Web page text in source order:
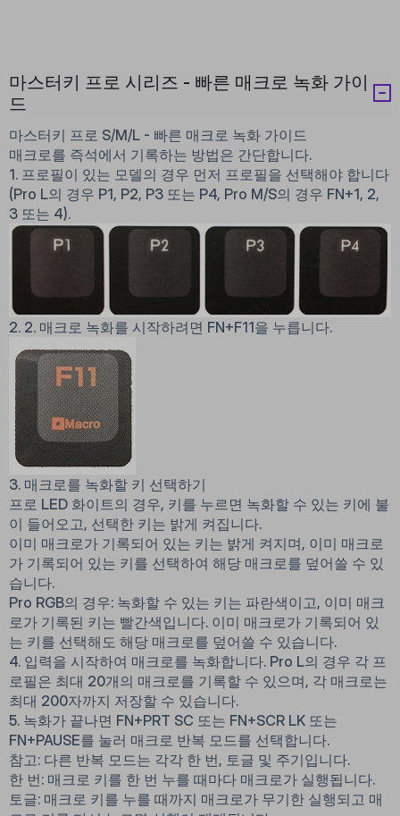
마스터키 프로 시리즈 - 빠른 매크로 녹화 가이
드
마스터키 프로 S/M/L - 빠른 매크로 녹화 가이드
매크로를 즉석에서 기록하는 방법은 간단합니다.
1. 프로필이 있는 모델의 경우 먼저 프로필을 선택해야 합니다
(Pro L의 경우 P1, P2, P3 또는 P4, Pro M/S의 경우 FN+1, 2,
3 또는 4).
2. 2. 매크로 녹화를 시작하려면 FN+F11을 누릅니다.
3. 매크로를 녹화할 키 선택하기
프로 LED 화이트의 경우, 키를 누르면 녹화할 수 있는 키에 불
이 들어오고, 선택한 키는 밝게 켜집니다.
이미 매크로가 기록되어 있는 키는 밝게 켜지며, 이미 매크로
가 기록되어 있는 키를 선택하여 해당 매크로를 덮어쓸 수 있
습니다.
Pro RGB의 경우: 녹화할 수 있는 키는 파란색이고, 이미 매크
로가 기록된 키는 빨간색입니다. 이미 매크로가 기록되어 있
는 키를 선택해도 해당 매크로를 덮어쓸 수 있습니다.
4. 입력을 시작하여 매크로를 녹화합니다. Pro L의 경우 각 프
로필은 최대 20개의 매크로를 기록할 수 있으며, 각 매크로는
최대 200자까지 저장할 수 있습니다.
5. 녹화가 끝나면 FN+PRT SC 또는 FN+SCR LK 또는
FN+PAUSE를 눌러 매크로 반복 모드를 선택합니다.
참고: 다른 반복 모드는 각각 한 번, 토글 및 주기입니다.
한 번: 매크로 키를 한 번 누를 때마다 매크로가 실행됩니다.
토글: 매크로 키를 누를 때까지 매크로가 무기한 실행되고 매